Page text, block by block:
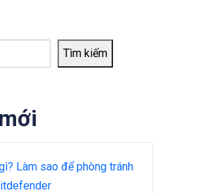
Tìm kiếm
Làm sao để phòng tránh